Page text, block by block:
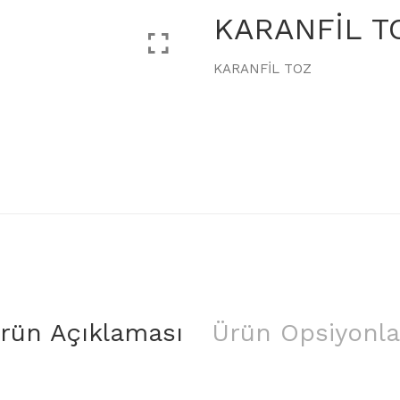
KARANFİL
KARANFİL TOZ
Açıklaması Ürün